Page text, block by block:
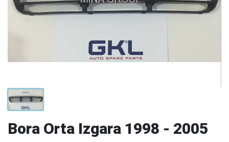
Bora Orta Izgara 1998 - 2005